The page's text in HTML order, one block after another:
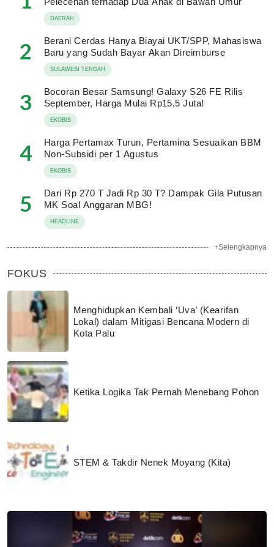
DAERAH
2
Berani Cerdas Hanya Biayai UKT/SPP, Mahasiswa
Baru yang Sudah Bayar Akan Direimburse
SULAWESI TENGAH
3
Bocoran Besar Samsung! Galaxy S26 FE Rilis
September, Harga Mulai Rp15,5 Juta!
EKOBIS
4
Harga Pertamax Turun, Pertamina Sesuaikan BBM
Non-Subsidi per 1 Agustus
EKOBIS
5
Dari Rp 270 T Jadi Rp 30 T? Dampak Gila Putusan
MK Soal Anggaran MBG!
HEADLINE
+Selengkapnya
FOKUS
Menghidupkan Kembali ‘Uva’ (Kearifan
Lokal) dalam Mitigasi Bencana Modern di
Kota Palu
Ketika Logika Tak Pernah Menebang Pohon
STEM & Takdir Nenek Moyang (Kita)